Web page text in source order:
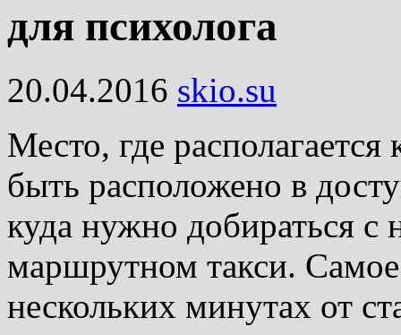
для психолога
20.04.2016 skio.su
Место, где
быть расположено в
куда нужно добираться с
маршрутном такси.
нескольких минутах от